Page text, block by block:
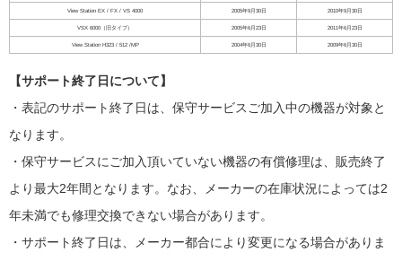
View Station EX / FX / VS 4000 2005年9月30日 2010年9月30日
VSX 6000（旧タイプ） 2005年6月23日 2011年6月23日
View Station H323 / 512 /MP 2004年6月30日 2009年6月30日
【サポート終了日について】
・表記のサポート終了日は、保守サービスご加入中の機器が対象と
なります。
・保守サービスにご加入頂いていない機器の有償修理は、販売終了
より最大2年間となります。なお、メーカーの在庫状況によっては2
年未満でも修理交換できない場合があります。
・サポート終了日は、メーカー都合により変更になる場合がありま